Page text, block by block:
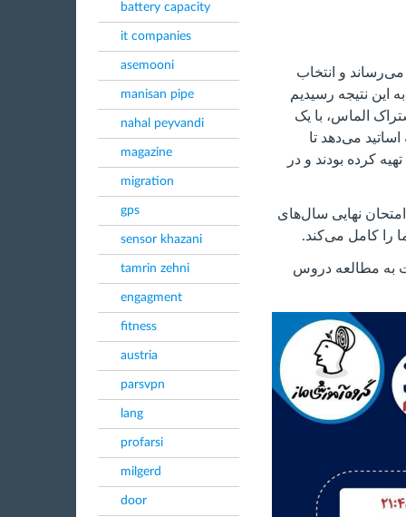
battery capacity
it companies
asemooni
manisan pipe
nahal peyvandi
magazine
migration
gps
sensor khazani
tamrin zehni
engagment
fitness
austria
parsvpn
lang
profarsi
milgerd
door
و انتخاب
این نتیجه رسیدیم
الماس، با یک
می‌دهد تا
کنکور 1403، اشتراک الماس را تهیه کرده بودند و در
نهایی سال‌های
را کامل می‌کند.
به مطالعه دروس